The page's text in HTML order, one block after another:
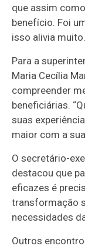
que assim
benefício. Foi
isso alivia
Para a
Maria Cecília
compreender
beneficiárias.
suas
maior com a
O secretário-
destacou que
eficazes é
transformação
necessidades
Outros